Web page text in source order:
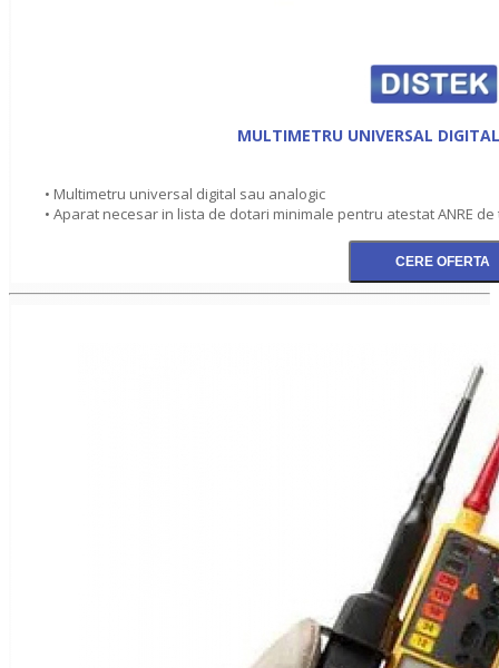
MULTIMETRU UNIVERSAL
• Multimetru universal digital sau analogic
• Aparat necesar in lista de dotari minimale pentru atestat ANRE de